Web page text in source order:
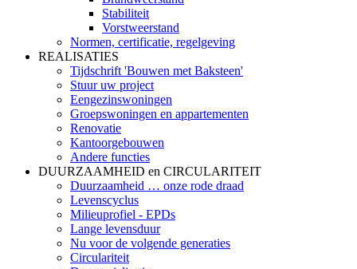
Stabiliteit
Vorstweerstand
Normen, certificatie, regelgeving
REALISATIES
Tijdschrift 'Bouwen met Baksteen'
Stuur uw project
Eengezinswoningen
Groepswoningen en appartementen
Renovatie
Kantoorgebouwen
Andere functies
DUURZAAMHEID en CIRCULARITEIT
Duurzaamheid … onze rode draad
Levenscyclus
Milieuprofiel - EPDs
Lange levensduur
Nu voor de volgende generaties
Circulariteit